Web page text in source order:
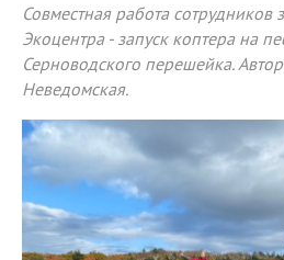
Совместная работа сотрудников
Экоцентра - запуск коптера на
Серноводского перешейка.
Неведомская.